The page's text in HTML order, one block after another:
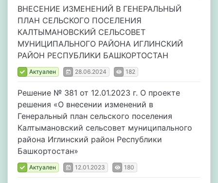
ВНЕСЕНИЕ ИЗМЕНЕНИЙ В ГЕНЕРАЛЬНЫЙ
ПЛАН СЕЛЬСКОГО ПОСЕЛЕНИЯ
КАЛТЫМАНОВСКИЙ СЕЛЬСОВЕТ
МУНИЦИПАЛЬНОГО РАЙОНА ИГЛИНСКИЙ
РАЙОН РЕСПУБЛИКИ БАШКОРТОСТАН
Актуален 28.06.2024 182
Решение № 381 от 12.01.2023 г. О проекте
решения «О внесении изменений в
Генеральный план сельского поселения
Калтымановский сельсовет муниципального
района Иглинский район Республики
Башкортостан»
Актуален 12.01.2023 180